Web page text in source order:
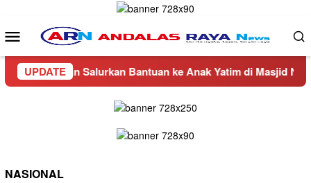
konten
Menu
Mobile
UPDATE
Rutin Salurkan Bantuan ke Anak Yatim di Masjid Nurul
NASIONAL